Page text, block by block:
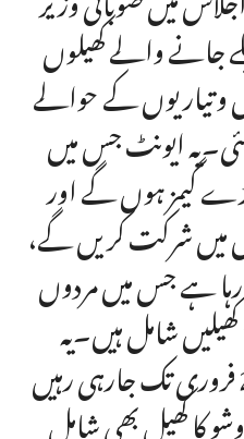
جانے والے کھیلوں
و تیاریوں کے حوالے
ایونٹ جس میں
ہوں گے اور
میں شرکت کریں گے،
ہے جس میں مردوں
کے17 اور خواتین کی 12 کھیلیں شامل ہیں۔یہ
کھیلیں 20 فروری سے 23 فروری تک جارہی رہیں
کا کھیل بھی شامل